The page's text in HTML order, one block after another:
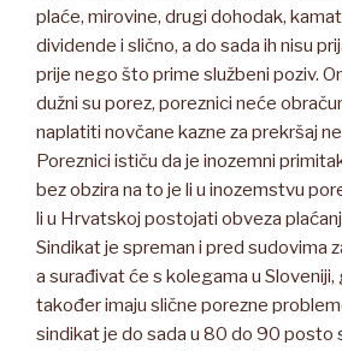
plaće, mirovine, drugi dohodak,
dividende i slično, a do sada ih nisu
prije nego što prime službeni poziv.
dužni su porez, poreznici neće
naplatiti novčane kazne za prekršaj
Poreznici ističu da je inozemni
bez obzira na to je li u inozemstvu
li u Hrvatskoj postojati obveza
Sindikat je spreman i pred sudovima
a surađivat će s kolegama u
također imaju slične porezne
sindikat je do sada u 80 do 90 posto